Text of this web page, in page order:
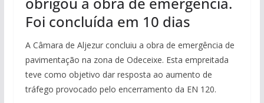
Foi concluída em 10 dias
A Câmara de Aljezur concluiu a obra de emergência de
pavimentação na zona de Odeceixe. Esta empreitada
teve como objetivo dar resposta ao aumento de
tráfego provocado pelo encerramento da EN 120.